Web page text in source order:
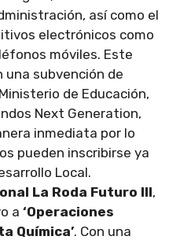
así como el
electrónicos como
móviles. Este
una subvención de
de Educación,
Next Generation,
inmediata por lo
pueden inscribirse ya
Local.
La Roda Futuro III,
a ‘Operaciones
Química’. Con una